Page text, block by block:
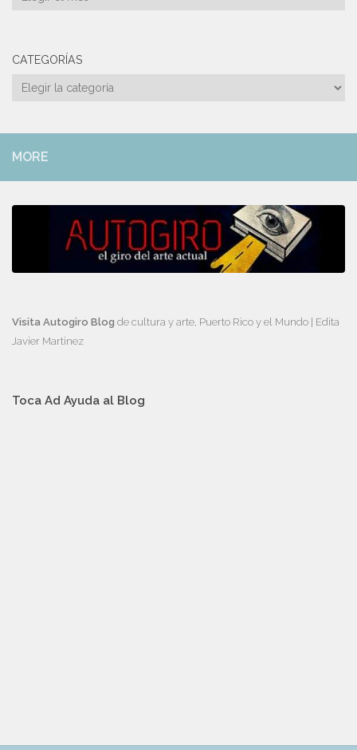
CATEGORÍAS
Categorías
MORE
Visita Autogiro Blog de cultura y arte, Puerto Rico y el Mundo | Edita
Javier Martinez
Toca Ad Ayuda al Blog